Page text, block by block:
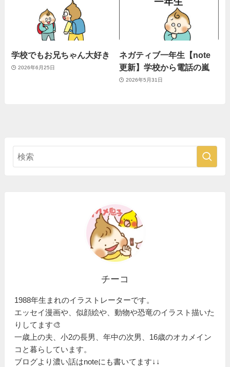
学校でもお兄ちゃん大好き
2026年6月25日
ネガティブ一年生【note
更新】学校から電話の嵐
2026年5月31日
チーコ
1988年生まれのイラストレーターです。
エッセイ漫画や、似顔絵や、動物や恐竜のイラスト描いた
りしてます🎨
一歳上の夫、小2の長男、年中の次男、16歳のオカメイン
コと暮らしています。
ブログより濃い話はnoteにも書いてます↓↓